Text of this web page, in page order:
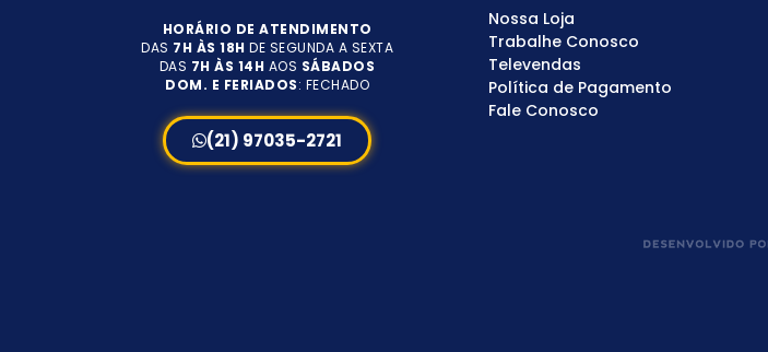
HORÁRIO DE ATENDIMENTO
DAS 7H ÀS 18H DE SEGUNDA A SEXTA
DAS 7H ÀS 14H AOS SÁBADOS
DOM. E FERIADOS: FECHADO
(21) 97035-2721
Nossa Loja
Trabalhe Conosco
Televendas
Política de Pagamento
Fale Conosco